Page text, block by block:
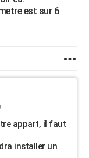
est sur 6
appart, il faut
installer un